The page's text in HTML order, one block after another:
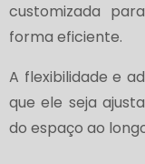
customizada
forma eficiente.
A flexibilidade e
que ele seja
do espaço ao